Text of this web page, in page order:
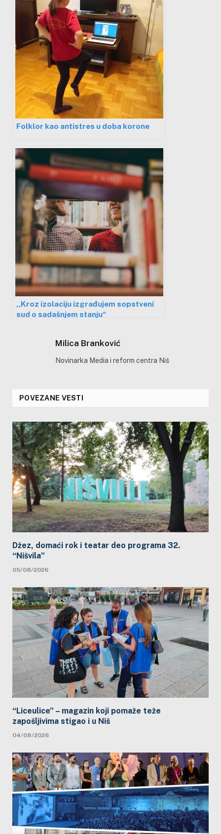
Folklor kao antistres u doba korone
,,Kroz izolaciju izgrađujem sopstveni
sud o sadašnjem stanju“
Milica Branković
Novinarka Media i reform centra Niš
POVEZANE VESTI
Džez, domaći rok i teatar deo programa 32.
“Nišvila”
05/08/2026
“Liceulice” – magazin koji pomaže teže
zapošljivima stigao i u Niš
04/08/2026